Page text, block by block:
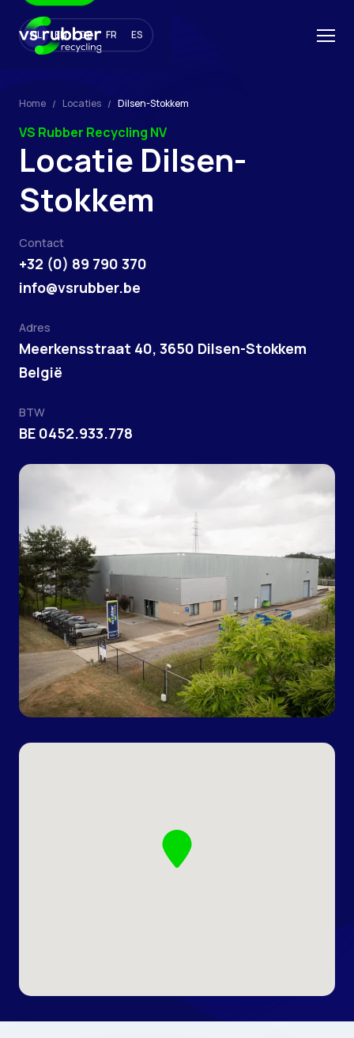
NL EN DE FR ES
Home Locaties Dilsen-Stokkem
VS Rubber Recycling NV
Locatie Dilsen-
Stokkem
Contact
+32 (0) 89 790 370
info@vsrubber.be
Adres
Meerkensstraat 40, 3650 Dilsen-Stokkem
België
BTW
BE 0452.933.778